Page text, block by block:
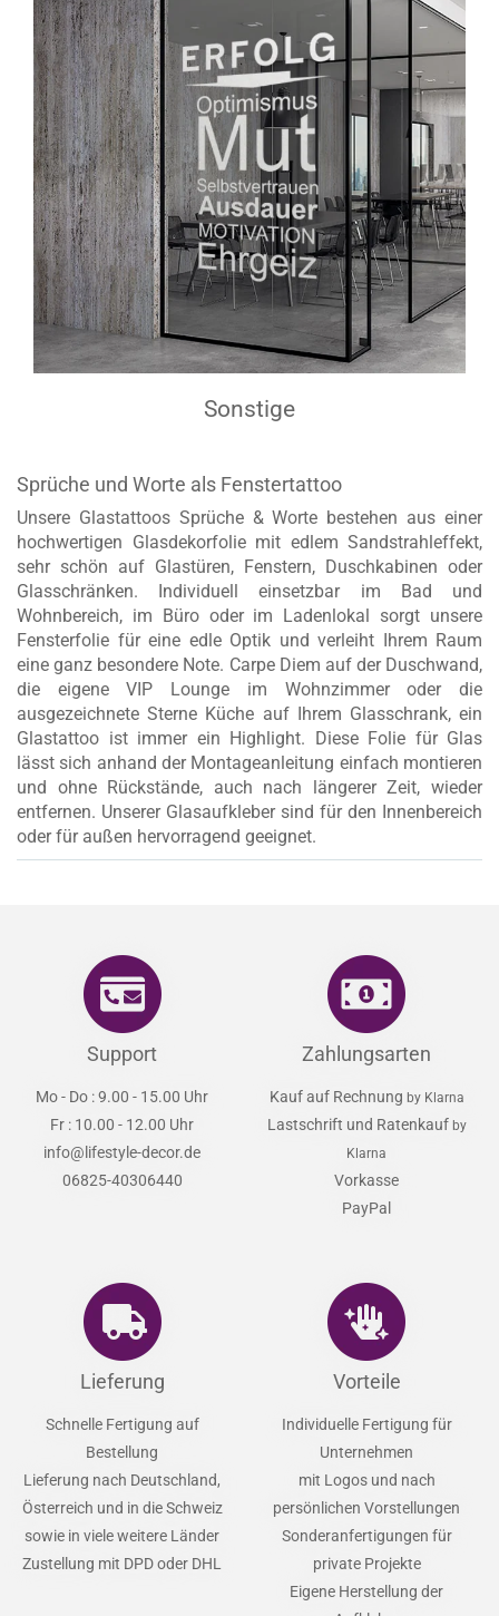
Sonstige
Sprüche und Worte als Fenstertattoo
Unsere Glastattoos Sprüche & Worte bestehen aus einer
hochwertigen Glasdekorfolie mit edlem Sandstrahleffekt,
sehr schön auf Glastüren, Fenstern, Duschkabinen oder
Glasschränken. Individuell einsetzbar im Bad und
Wohnbereich, im Büro oder im Ladenlokal sorgt unsere
Fensterfolie für eine edle Optik und verleiht Ihrem Raum
eine ganz besondere Note. Carpe Diem auf der Duschwand,
die eigene VIP Lounge im Wohnzimmer oder die
ausgezeichnete Sterne Küche auf Ihrem Glasschrank, ein
Glastattoo ist immer ein Highlight. Diese Folie für Glas
lässt sich anhand der Montageanleitung einfach montieren
und ohne Rückstände, auch nach längerer Zeit, wieder
entfernen. Unserer Glasaufkleber sind für den Innenbereich
oder für außen hervorragend geeignet.
Support
Mo - Do : 9.00 - 15.00 Uhr
Fr : 10.00 - 12.00 Uhr
info@lifestyle-decor.de
06825-40306440
Zahlungsarten
Kauf auf Rechnung by Klarna
Lastschrift und Ratenkauf by
Klarna
Vorkasse
PayPal
Lieferung
Schnelle Fertigung auf
Bestellung
Lieferung nach Deutschland,
Österreich und in die Schweiz
sowie in viele weitere Länder
Zustellung mit DPD oder DHL
Vorteile
Individuelle Fertigung für
Unternehmen
mit Logos und nach
persönlichen Vorstellungen
Sonderanfertigungen für
private Projekte
Eigene Herstellung der